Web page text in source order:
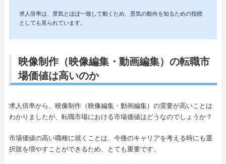
求人倍率は、景気とほぼ一致して動くため、景気の動向を知るための指標
としても見られています。
映像制作（映像編集・動画編集）の転職市
場価値は高いのか
求人倍率から、映像制作（映像編集・動画編集）の需要が高いことは
わかりましたが、転職市場における市場価値はどうなのでしょうか？
市場価値の高い職種に就くことは、今後のキャリアを考える時にも選
択肢を増やすことができるため、とても重要です。